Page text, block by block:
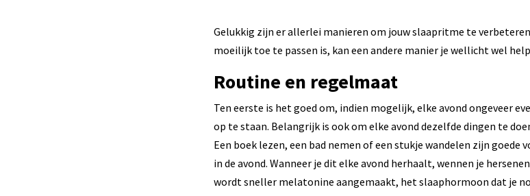
Gelukkig zijn er allerlei manieren om jouw slaapritme te
moeilijk toe te passen is, kan een andere manier je wellicht wel
Routine en regelmaat
Ten eerste is het goed om, indien mogelijk, elke avond ongeveer
op te staan. Belangrijk is ook om elke avond dezelfde dingen te
Een boek lezen, een bad nemen of een stukje wandelen zijn goede
in de avond. Wanneer je dit elke avond herhaalt, wennen je
wordt sneller melatonine aangemaakt, het slaaphormoon dat je